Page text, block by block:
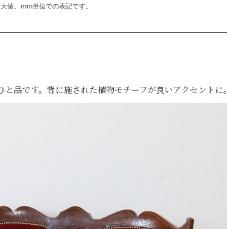
値、mm単位での表記です。
品です。背に施された植物モチーフが良いアクセントに。